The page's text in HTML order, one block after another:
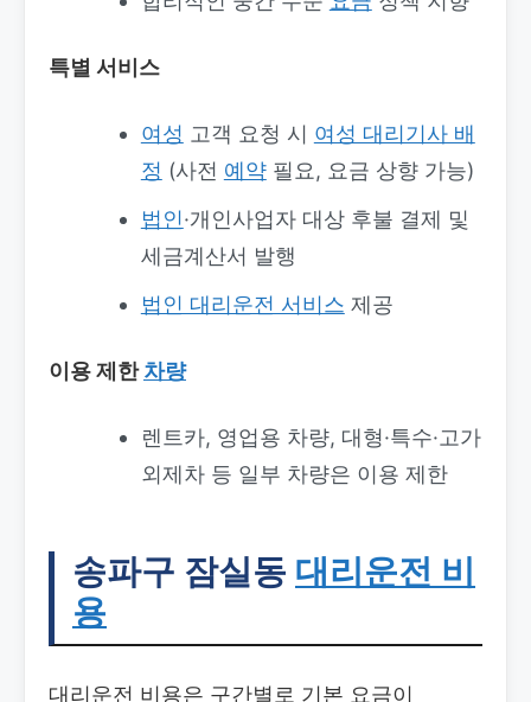
특별 서비스
여성 고객 요청 시 여성 대리기사 배
정 (사전 예약필요, 요금 상향 가능)
법인·개인사업자 대상 후불 결제 및
세금계산서 발행
법인 대리운전 서비스 제공
이용 제한차량
렌트카, 영업용 차량, 대형·특수·고가
외제차 등 일부 차량은 이용 제한
송파구 잠실동 대리운전 비
용
대리운전 비용은 구간별로 기본 요금이